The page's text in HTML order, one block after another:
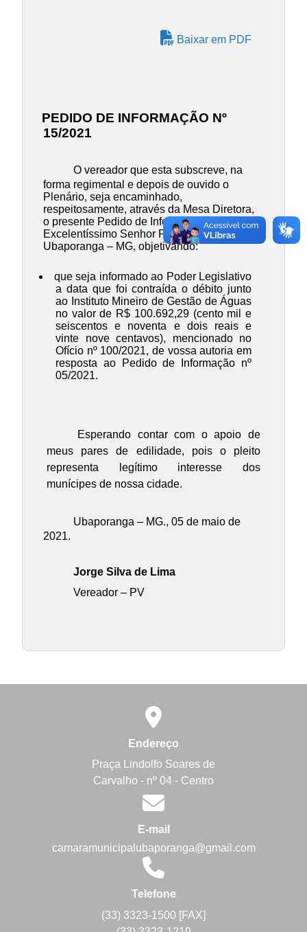
Baixar em PDF
PEDIDO DE INFORMAÇÃO Nº
15/2021
O vereador que esta subscreve, na
forma regimental e depois de ouvido o
Plenário, seja encaminhado,
respeitosamente, através da Mesa Diretora,
o presente Pedido de Informação ao
Excelentíssimo Senhor Prefeito Municipal de
Ubaporanga – MG, objetivando:
que seja informado ao Poder Legislativo
a data que foi contraída o débito junto
ao Instituto Mineiro de Gestão de Águas
no valor de R$ 100.692,29 (cento mil e
seiscentos e noventa e dois reais e
vinte nove centavos), mencionado no
Ofício nº 100/2021, de vossa autoria em
resposta ao Pedido de Informação nº
05/2021.
Esperando contar com o apoio de
meus pares de edilidade, pois o pleito
representa legítimo interesse dos
munícipes de nossa cidade.
Ubaporanga – MG., 05 de maio de
2021.
Jorge Silva de Lima
Vereador – PV
Endereço
Praça Lindolfo Soares de
Carvalho - nº 04 - Centro
E-mail
camaramunicipalubaporanga@gmail.com
Telefone
(33) 3323-1500 [FAX]